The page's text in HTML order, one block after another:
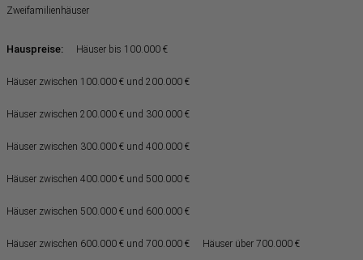
Zweifamilienhäuser
Hauspreise: Häuser bis 100.000 €
Häuser zwischen 100.000 € und 200.000 €
Häuser zwischen 200.000 € und 300.000 €
Häuser zwischen 300.000 € und 400.000 €
Häuser zwischen 400.000 € und 500.000 €
Häuser zwischen 500.000 € und 600.000 €
Häuser zwischen 600.000 € und 700.000 € Häuser über 700.000 €